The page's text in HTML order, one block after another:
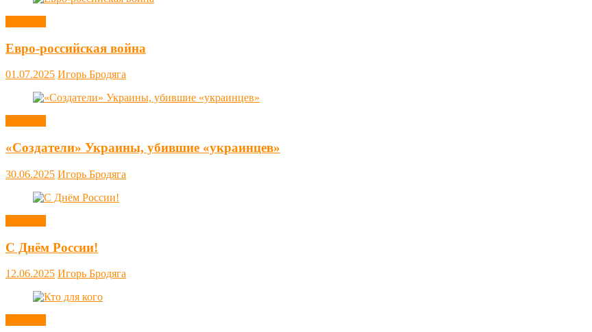
Евро-российская война
01.07.2025 Игорь Бродяга
«Создатели» Украины, убившие «украинцев»
30.06.2025 Игорь Бродяга
С Днём России!
12.06.2025 Игорь Бродяга